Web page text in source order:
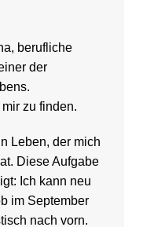
berufliche
der
zu finden.
Leben, der mich
Diese Aufgabe
Ich kann neu
im September
nach vorn.